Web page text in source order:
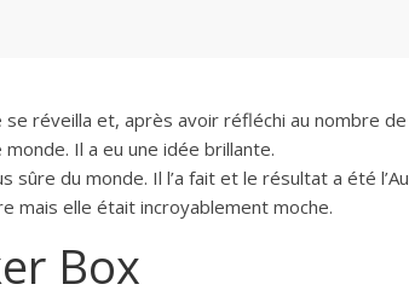
réveilla et, après avoir réfléchi au nombre
Il a eu une idée brillante.
sûre du monde. Il l’a fait et le résultat a été
mais elle était incroyablement moche.
Box